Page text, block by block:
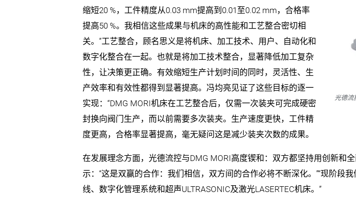
光德流
缩短20 %，工件精度从0.03 mm提高到0.01至0.02 mm，合格率
提高50 %。我相信这些成果与机床的高性能和工艺整合密切相
关。”工艺整合，顾名思义是将机床、加工技术、用户、自动化和
数字化整合在一起。也就是将加工技术整合，显著降低加工复杂
性，让决策更正确。有效缩短生产计划时间的同时，灵活性、生
产效率和有效性都得到显著提高。冯均亮见证了这些目标的逐一
实现：“DMG MORI机床在工艺整合后，仅需一次装夹可完成硬密
封换向阀门生产，而以前需要多次装夹。生产速度更快，工件精
度更高，合格率显著提高，毫无疑问这是减少装夹次数的成果。
在发展理念方面，光德流控与DMG MORI高度锲和：双方都坚持用创新和
示：“这是双赢的合作：我们相信，双方间的合作必将不断深化。”“现阶段
线、数字化管理系统和超声ULTRASONIC及激光LASERTEC机床。”